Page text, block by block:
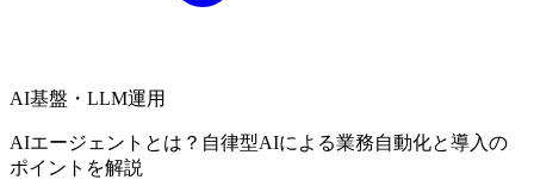
AI基盤・LLM運用
AIエージェントとは？自律型AIによる業務自動化と導入の
ポイントを解説